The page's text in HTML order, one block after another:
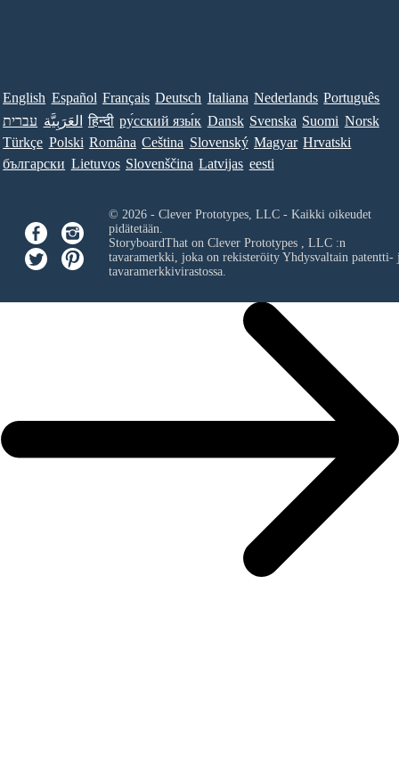
English Español Français Deutsch Italiana Nederlands Português
עברית العَرَبِيَّة हिन्दी ру́сский язы́к Dansk Svenska Suomi Norsk
Türkçe Polski Româna Ceština Slovenský Magyar Hrvatski
български Lietuvos Slovenščina Latvijas eesti
© 2026 - Clever Prototypes, LLC - Kaikki oikeudet
pidätetään.
StoryboardThat on Clever Prototypes , LLC:n
tavaramerkki, joka on rekisteröity Yhdysvaltain patentti-
tavaramerkkivirastossa.